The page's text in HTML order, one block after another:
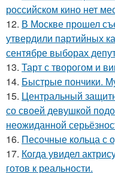
российском кино нет
12. В Москве прошел
утвердили партийных
сентябре выборах
13. Тарт с творогом и
14. Быстрые пончики.
15. Центральный
со своей девушкой
неожиданной
16. Песочные кольца с
17. Когда увидел
готов к реальности.